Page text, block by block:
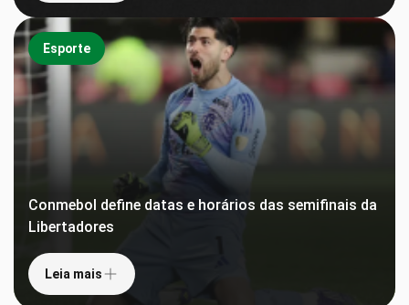
Esporte
Conmebol define datas e horários das semifinais da
Libertadores
Leia mais